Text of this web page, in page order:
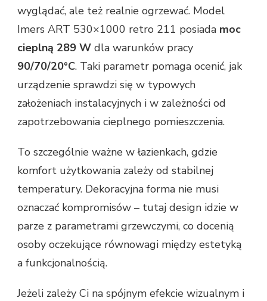
wyglądać, ale też realnie ogrzewać. Model
Imers ART 530×1000 retro 211 posiada moc
cieplną 289 W dla warunków pracy
90/70/20°C. Taki parametr pomaga ocenić, jak
urządzenie sprawdzi się w typowych
założeniach instalacyjnych i w zależności od
zapotrzebowania cieplnego pomieszczenia.
To szczególnie ważne w łazienkach, gdzie
komfort użytkowania zależy od stabilnej
temperatury. Dekoracyjna forma nie musi
oznaczać kompromisów – tutaj design idzie w
parze z parametrami grzewczymi, co docenią
osoby oczekujące równowagi między estetyką
a funkcjonalnością.
Jeżeli zależy Ci na spójnym efekcie wizualnym i